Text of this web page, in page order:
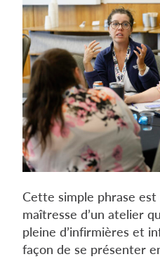
Cette simple phrase
maîtresse d’un atelier
pleine d’infirmières et
façon de se présenter